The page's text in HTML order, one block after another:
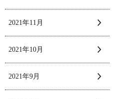
2021年11月
2021年10月
2021年9月